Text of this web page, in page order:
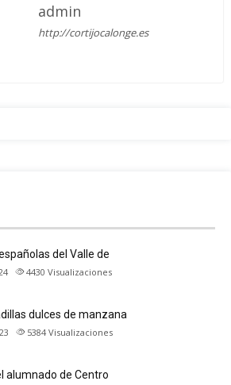
admin
http://cortijocalonge.es
del Valle de
4430 Visualizaciones
dulces de manzana
5384 Visualizaciones
alumnado de Centro